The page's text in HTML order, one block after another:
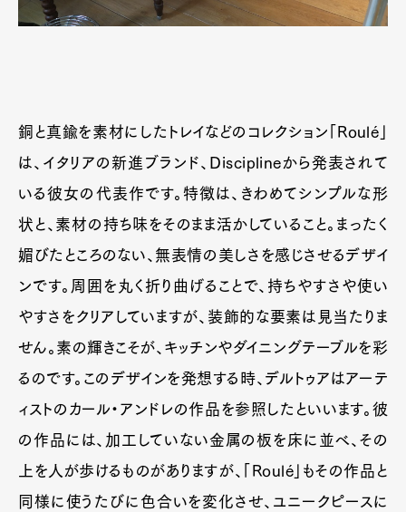
銅と真鍮を素材にしたトレイなどのコレクション「Roulé」
は、イタリアの新進ブランド、Disciplineから発表されて
いる彼女の代表作です。特徴は、きわめてシンプルな形
状と、素材の持ち味をそのまま活かしていること。まったく
媚びたところのない、無表情の美しさを感じさせるデザイ
ンです。周囲を丸く折り曲げることで、持ちやすさや使い
やすさをクリアしていますが、装飾的な要素は見当たりま
せん。素の輝きこそが、キッチンやダイニングテーブルを彩
るのです。このデザインを発想する時、デルトゥアはアーテ
ィストのカール・アンドレの作品を参照したといいます。彼
の作品には、加工していない金属の板を床に並べ、その
上を人が歩けるものがありますが、「Roulé」もその作品と
同様に使うたびに色合いを変化させ、ユニークピースに